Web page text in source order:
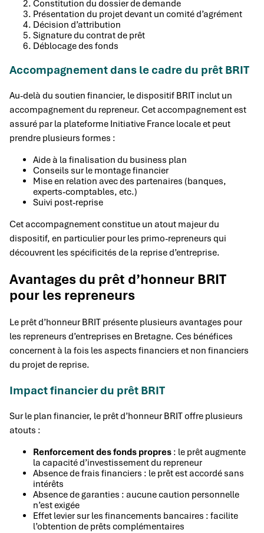
Constitution du dossier de demande
Présentation du projet devant un comité d’agrément
Décision d’attribution
Signature du contrat de prêt
Déblocage des fonds
Accompagnement dans le cadre du prêt BRIT
Au-delà du soutien financier, le dispositif BRIT inclut un
accompagnement du repreneur. Cet accompagnement est
assuré par la plateforme Initiative France locale et peut
prendre plusieurs formes :
Aide à la finalisation du business plan
Conseils sur le montage financier
Mise en relation avec des partenaires (banques,
experts-comptables, etc.)
Suivi post-reprise
Cet accompagnement constitue un atout majeur du
dispositif, en particulier pour les primo-repreneurs qui
découvrent les spécificités de la reprise d’entreprise.
Avantages du prêt d’honneur BRIT
pour les repreneurs
Le prêt d’honneur BRIT présente plusieurs avantages pour
les repreneurs d’entreprises en Bretagne. Ces bénéfices
concernent à la fois les aspects financiers et non financiers
du projet de reprise.
Impact financier du prêt BRIT
Sur le plan financier, le prêt d’honneur BRIT offre plusieurs
atouts :
Renforcement des fonds propres : le prêt augmente
la capacité d’investissement du repreneur
Absence de frais financiers : le prêt est accordé sans
intérêts
Absence de garanties : aucune caution personnelle
n’est exigée
Effet levier sur les financements bancaires : facilite
l’obtention de prêts complémentaires